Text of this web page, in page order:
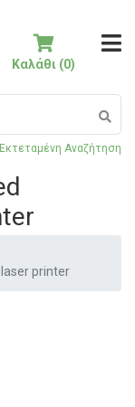
Εκτεταμένη Αναζήτηση
Καλάθι (0)
laser printer